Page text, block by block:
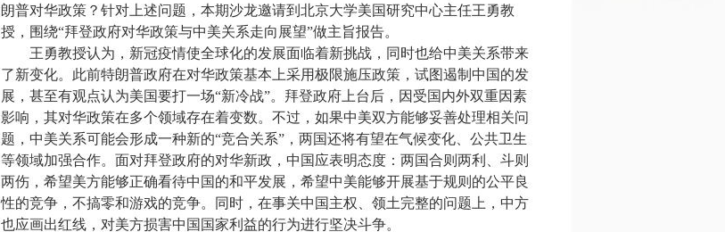
朗普对华政策？针对上述问题，本期沙龙邀请到北京大学美国研究中心主任王勇教
授，围绕“拜登政府对华政策与中美关系走向展望”做主旨报告。
王勇教授认为，新冠疫情使全球化的发展面临着新挑战，同时也给中美关系带来
了新变化。此前特朗普政府在对华政策基本上采用极限施压政策，试图遏制中国的发
展，甚至有观点认为美国要打一场“新冷战”。拜登政府上台后，因受国内外双重因素
影响，其对华政策在多个领域存在着变数。不过，如果中美双方能够妥善处理相关问
题，中美关系可能会形成一种新的“竞合关系”，两国还将有望在气候变化、公共卫生
等领域加强合作。面对拜登政府的对华新政，中国应表明态度：两国合则两利、斗则
两伤，希望美方能够正确看待中国的和平发展，希望中美能够开展基于规则的公平良
性的竞争，不搞零和游戏的竞争。同时，在事关中国主权、领土完整的问题上，中方
也应画出红线，对美方损害中国国家利益的行为进行坚决斗争。